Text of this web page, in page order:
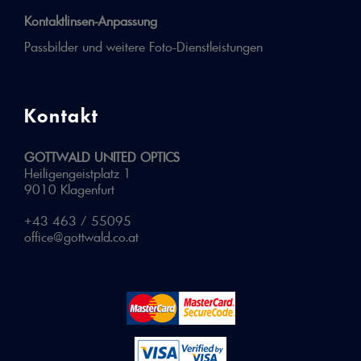
Kontaktlinsen-Anpassung
Passbilder und weitere Foto-Dienstleistungen
Kontakt
GOTTWALD UNITED OPTICS
Heiligengeistplatz 1
9010 Klagenfurt
+43 463 / 55095
office@gottwald.co.at